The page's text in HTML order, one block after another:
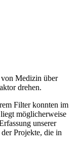
von Medizin über
drehen.
Filter konnten im
möglicherweise
unserer
Projekte, die in